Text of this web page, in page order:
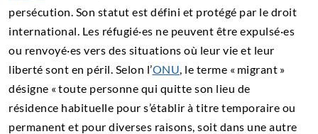
persécution. Son statut est défini et protégé par le droit
international. Les réfugié·es ne peuvent être expulsé·es
ou renvoyé·es vers des situations où leur vie et leur
liberté sont en péril. Selon l’ONU, le terme « migrant »
désigne « toute personne qui quitte son lieu de
résidence habituelle pour s’établir à titre temporaire ou
permanent et pour diverses raisons, soit dans une autre